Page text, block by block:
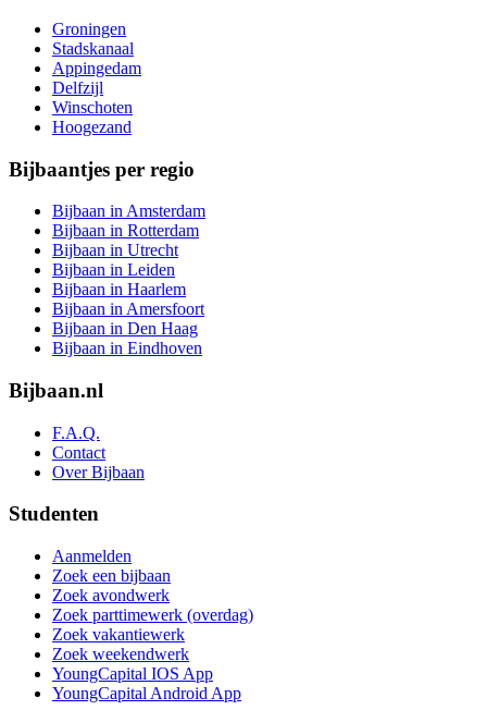
Groningen
Stadskanaal
Appingedam
Delfzijl
Winschoten
Hoogezand
Bijbaantjes per regio
Bijbaan in Amsterdam
Bijbaan in Rotterdam
Bijbaan in Utrecht
Bijbaan in Leiden
Bijbaan in Haarlem
Bijbaan in Amersfoort
Bijbaan in Den Haag
Bijbaan in Eindhoven
Bijbaan.nl
F.A.Q.
Contact
Over Bijbaan
Studenten
Aanmelden
Zoek een bijbaan
Zoek avondwerk
Zoek parttimewerk (overdag)
Zoek vakantiewerk
Zoek weekendwerk
YoungCapital IOS App
YoungCapital Android App